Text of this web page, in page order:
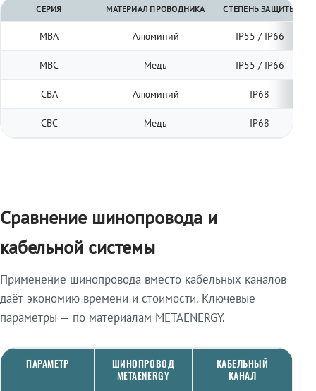
СЕРИЯ МАТЕРИАЛ ПРОВОДНИКА СТЕПЕНЬ ЗАЩИТЫ
МВА Алюминий IP55 / IP66
МВС Медь IP55 / IP66
СВА Алюминий IP68
СВС Медь IP68
Сравнение шинопровода и
кабельной системы
Применение шинопровода вместо кабельных каналов
даёт экономию времени и стоимости. Ключевые
параметры — по материалам METAENERGY.
ПАРАМЕТР
ШИНОПРОВОД
METAENERGY
КАБЕЛЬНЫЙ
КАНАЛ